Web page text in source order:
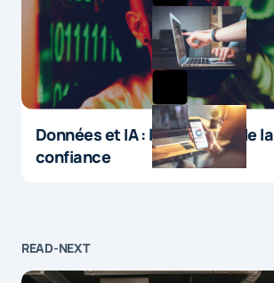
Données et IA : le paradoxe de la
confiance
READ-NEXT